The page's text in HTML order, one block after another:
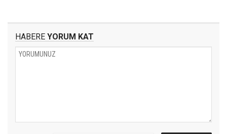
HABERE YORUM KAT